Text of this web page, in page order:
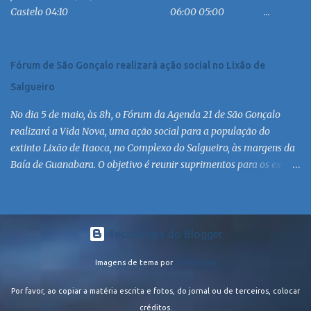
MC 16:30 MC 17:30 MC 18:30 MC 19:30 MC 20:30 MC 21:30 MC
Castelo 04:10 06:00 05:00 ...
Fórum de São Gonçalo realizará ação social no Lixão de
Salgueiro
No dia 5 de maio, às 8h, o Fórum da Agenda 21 de São Gonçalo
realizará a Vida Nova, uma ação social para a população do
extinto Lixão de Itaoca, no Complexo do Salgueiro, às margens da
Baía de Guanabara. O objetivo é reunir suprimentos para os ex-
participação de ONGs locais e da população do município. Aos
interessados em participar, basta se dirigir à Rua Dr. Feliciano
sexta. Mais informações também podem ser obtidas pelo telefone
Salgueiro foi fechado em fevereiro por determinação do Governo
Tecnologia do Blogger
Imagens de tema por MichaelJay
Por favor, ao copiar a matéria escrita e fotos, do jornal ou de terceiros, colocar
créditos.